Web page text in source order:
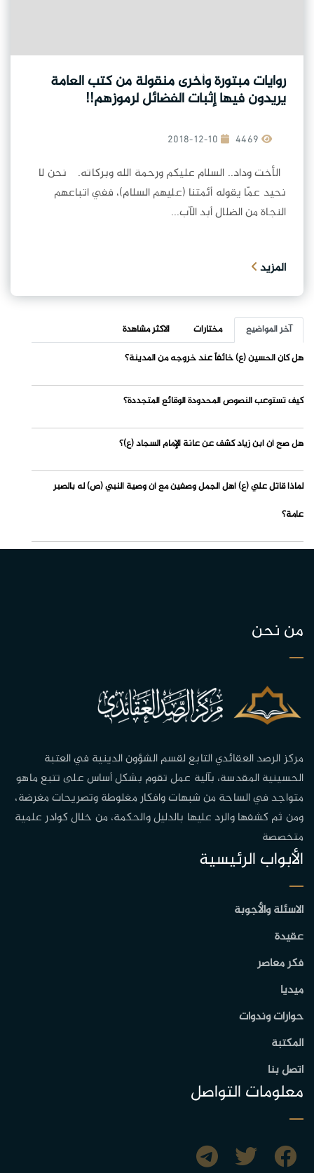
روايات مبتورة وأخرى منقولة من كتب العامة
يريدون فيها إثبات الفضائل لرموزهم!!
2018-12-10
الأخت وداد.. السلام عليكم ورحمة الله وبركاته. نحن لا
نحيد عمّا يقوله أئمتنا (عليهم السلام)، ففي اتباعهم
النجاة من الضلال أبد الآب...
المزيد
آخر المواضيع مختارات
الاكثر مشاهدة
هل كان الحسين (ع) خائفاً عند خروجه من المدينة؟
كيف تستوعب النصوص المحدودة الوقائع المتجددة؟
هل صح أن ابن زياد كشف عن عانة الإمام السجاد (ع)؟
لماذا قاتل علي (ع) أهل الجمل وصفين مع أن وصية النبي (ص) له بالصبر
عامة؟
من نحن
مركز الرصد العقائدي التابع لقسم الشؤون الدينية في العتبة
الحسينية المقدسة، بآلية عمل تقوم بشكل أساس على تتبع ماهو
متواجد في الساحة من شبهات وافكار مغلوطة وتصريحات مغرضة،
ومن ثم كشفها والرد عليها بالدليل والحكمة، من خلال كوادر علمية
متخصصة
الأبواب الرئيسية
الاسئلة والأجوبة
عقيدة
فكر معاصر
ميديا
حوارات وندوات
المكتبة
اتصل بنا
معلومات التواصل